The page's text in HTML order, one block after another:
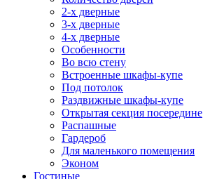
2-х дверные
3-х дверные
4-х дверные
Особенности
Во всю стену
Встроенные шкафы-купе
Под потолок
Раздвижные шкафы-купе
Открытая секция посередине
Распашные
Гардероб
Для маленького помещения
Эконом
Гостиные